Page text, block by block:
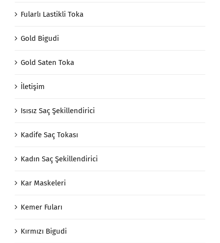
Fularlı Lastikli Toka
Gold Bigudi
Gold Saten Toka
İletişim
Isısız Saç Şekillendirici
Kadife Saç Tokası
Kadın Saç Şekillendirici
Kar Maskeleri
Kemer Fuları
Kırmızı Bigudi